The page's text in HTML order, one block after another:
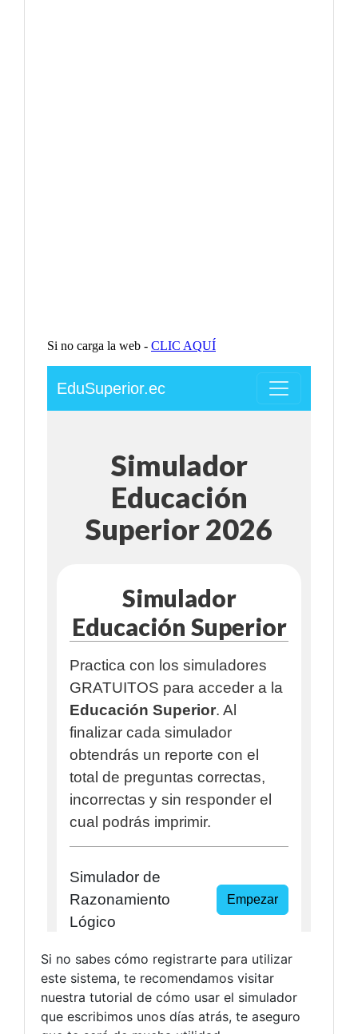
Si no sabes cómo registrarte para utilizar
este sistema, te recomendamos visitar
nuestra tutorial de cómo usar el simulador
que escribimos unos días atrás, te aseguro